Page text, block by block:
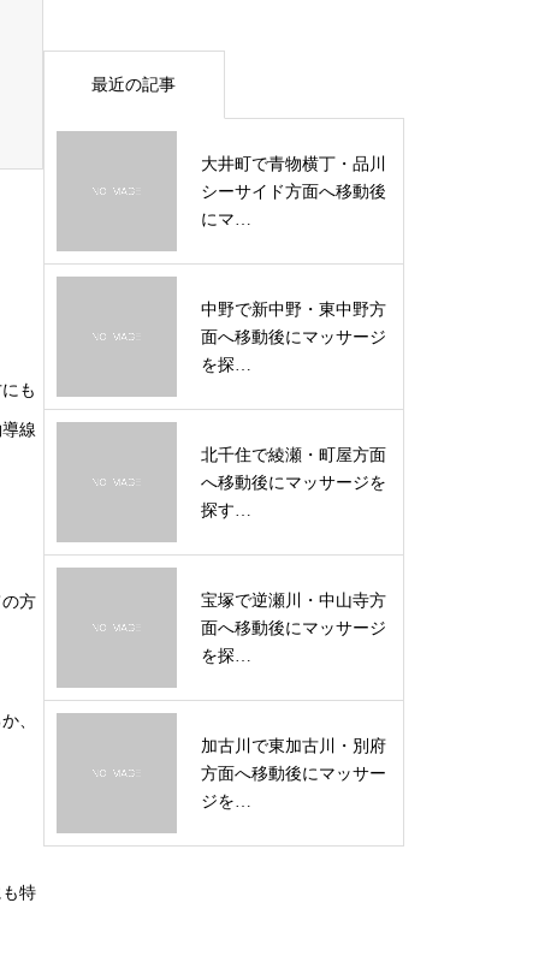
も
線
方
、
特
最近の記事
大井町で青物横丁・品川
シーサイド方面へ移動後
にマ…
中野で新中野・東中野方
面へ移動後にマッサージ
を探…
北千住で綾瀬・町屋方面
へ移動後にマッサージを
探す…
宝塚で逆瀬川・中山寺方
面へ移動後にマッサージ
を探…
加古川で東加古川・別府
方面へ移動後にマッサー
ジを…